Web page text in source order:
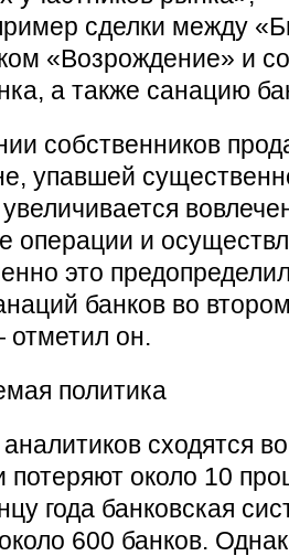
сделки между
«Возрождение» и
а также санацию
собственников
упавшей
операции и
это
банков во
отметил он.
политика
сходятся
потеряют около 10
года банковская
600 банков.